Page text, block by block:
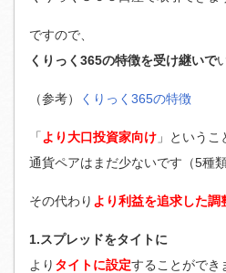
ですので、
くりっく365の特徴を受け継いで
（参考） くりっく365の特徴
「 より大口投資家向け 」というこ
通貨ペアはまだ少ないです（5種類
その代わり より利益を追求した調
1.スプレッドをタイトに
より タイトに設定することができ